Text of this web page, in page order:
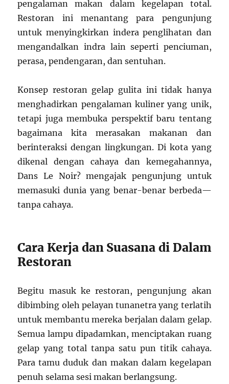
pengalaman makan dalam kegelapan total.
Restoran ini menantang para pengunjung
untuk menyingkirkan indera penglihatan dan
mengandalkan indra lain seperti penciuman,
perasa, pendengaran, dan sentuhan.
Konsep restoran gelap gulita ini tidak hanya
menghadirkan pengalaman kuliner yang unik,
tetapi juga membuka perspektif baru tentang
bagaimana kita merasakan makanan dan
berinteraksi dengan lingkungan. Di kota yang
dikenal dengan cahaya dan kemegahannya,
Dans Le Noir? mengajak pengunjung untuk
memasuki dunia yang benar-benar berbeda—
tanpa cahaya.
Cara Kerja dan Suasana di Dalam
Restoran
Begitu masuk ke restoran, pengunjung akan
dibimbing oleh pelayan tunanetra yang terlatih
untuk membantu mereka berjalan dalam gelap.
Semua lampu dipadamkan, menciptakan ruang
gelap yang total tanpa satu pun titik cahaya.
Para tamu duduk dan makan dalam kegelapan
penuh selama sesi makan berlangsung.